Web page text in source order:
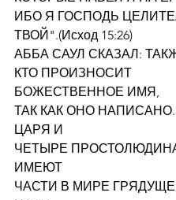
ИБО Я ГОСПОДЬ
ТВОЙ".(Исход 15:26)
АББА САУЛ СКАЗАЛ:
КТО ПРОИЗНОСИТ
БОЖЕСТВЕННОЕ ИМЯ,
ТАК КАК ОНО
ЦАРЯ И
ЧЕТЫРЕ
ИМЕЮТ
ЧАСТИ В МИРЕ